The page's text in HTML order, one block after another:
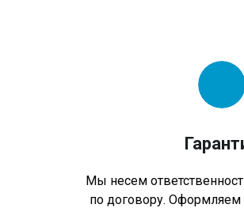
Мы несем
по договору. Оформляем